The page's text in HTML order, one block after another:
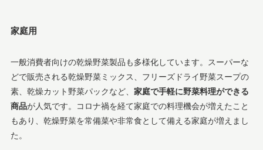
家庭用
一般消費者向けの乾燥野菜製品も多様化しています。スーパーな
どで販売される乾燥野菜ミックス、フリーズドライ野菜スープの
素、乾燥カット野菜パックなど、 家庭で手軽に野菜料理ができる
商品が人気です。コロナ禍を経て家庭での料理機会が増えたこと
もあり、乾燥野菜を常備菜や非常食として備える家庭が増えまし
た​。